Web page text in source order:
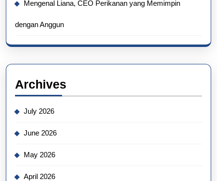
Mengenal Liana, CEO Perikanan yang Memimpin
dengan Anggun
Archives
July 2026
June 2026
May 2026
April 2026